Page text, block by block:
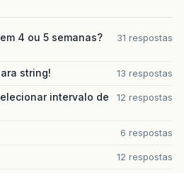
4 ou 5 semanas?
31 respostas
string! 13 respostas
intervalo de
12 respostas
6 respostas
12 respostas